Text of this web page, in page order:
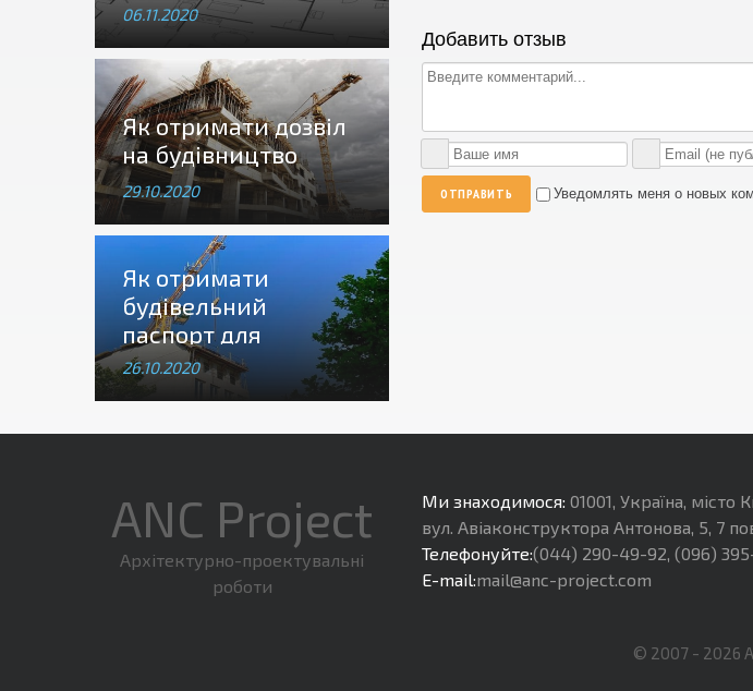
Добавить отзыв
ОТПРАВИТЬ Уведомлять меня о новых
06.11.2020
Як отримати дозвіл
на будівництво
29.10.2020
Як отримати
будівельний
паспорт для
будівництва або
реконструкції
26.10.2020
ANC Project
Архітектурно-проектувальні
роботи
Ми знаходимося: 01001, Україна, місто
вул. Авіаконструктора Антонова, 5, 7
Телефонуйте:(044) 290-49-92, (096)
E-mail:mail@anc-project.com
© 2007 - 2026